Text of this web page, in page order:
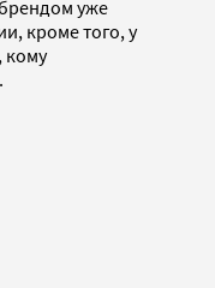
уже
кроме того, у
кому